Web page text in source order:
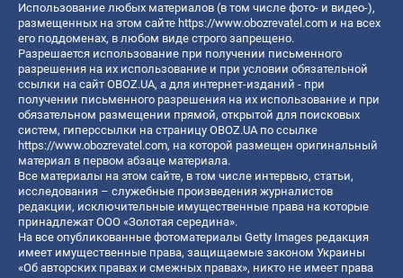
Использование любых материалов (в том числе фото- и видео-),
размещенных на этом сайте https://www.obozrevatel.com и на всех
его поддоменах, в любом виде строго запрещено.
Разрешается использование при получении письменного
разрешения на их использование и при условии обязательной
ссылки на сайт OBOZ.UA, а для интернет-изданий - при
получении письменного разрешения на их использование и при
обязательном размещении прямой, открытой для поисковых
систем, гиперссылки на страницу OBOZ.UA по ссылке
https://www.obozrevatel.com, на которой размещен оригинальный
материал в первом абзаце материала.
Все материалы на этом сайте, в том числе интервью, статьи,
исследования – служебные произведения журналистов
редакции, исключительные имущественные права на которые
принадлежат ООО «Золотая середина».
На все опубликованные фотоматериалы Getty Images редакция
имеет имущественные права, защищаемые законом Украины
«Об авторских правах и смежных правах», никто не имеет права